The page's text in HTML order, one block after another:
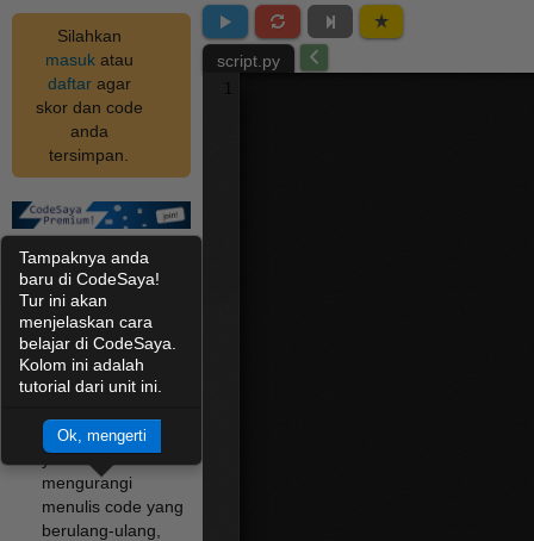
Silahkan
masukatau
daftaragar
skor dan code
anda
tersimpan.
kembali unit
Kesimpulan
Tampaknya anda
baru di CodeSaya!
Tur ini akan
menjelaskan cara
belajar di CodeSaya.
Kolom ini adalah
tutorial dari unit ini.
Ok, mengerti
Di sub bab ini anda
telah belajar banyak
tentang fungsi:
Manfaatnya fungsi
yaitu untuk
mengurangi
menulis code yang
berulang-ulang,
script.py